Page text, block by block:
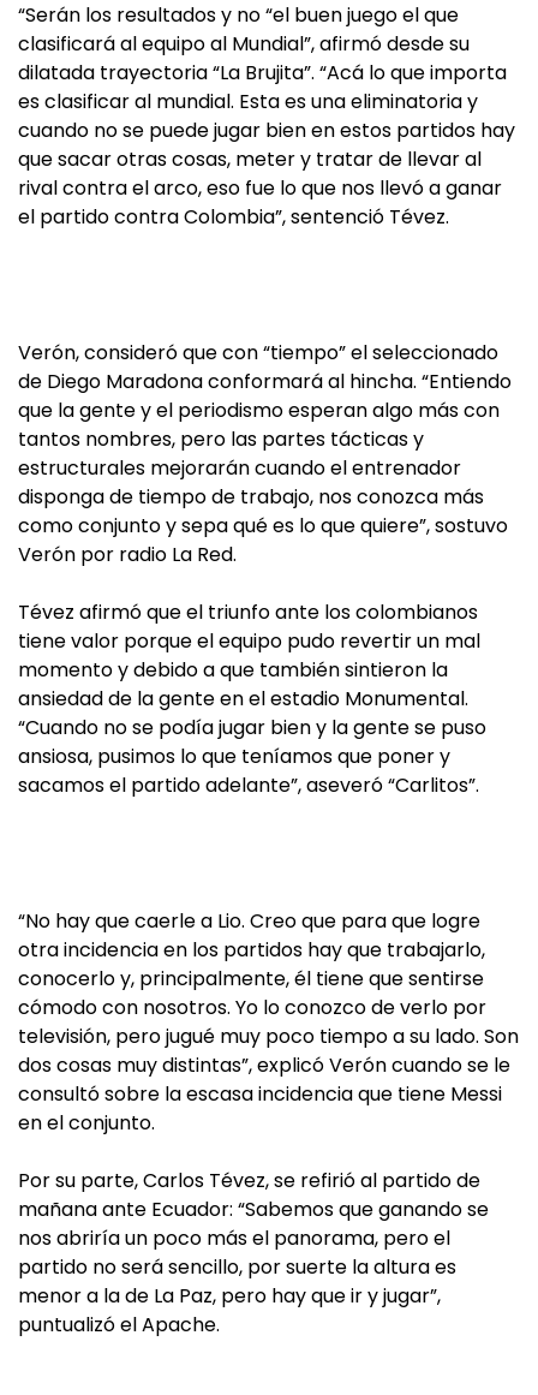
“Serán los resultados y no “el buen juego el que
clasificará al equipo al Mundial”, afirmó desde su
dilatada trayectoria “La Brujita”. “Acá lo que importa
es clasificar al mundial. Esta es una eliminatoria y
cuando no se puede jugar bien en estos partidos hay
que sacar otras cosas, meter y tratar de llevar al
rival contra el arco, eso fue lo que nos llevó a ganar
el partido contra Colombia”, sentenció Tévez.
Verón, consideró que con “tiempo” el seleccionado
de Diego Maradona conformará al hincha. “Entiendo
que la gente y el periodismo esperan algo más con
tantos nombres, pero las partes tácticas y
estructurales mejorarán cuando el entrenador
disponga de tiempo de trabajo, nos conozca más
como conjunto y sepa qué es lo que quiere”, sostuvo
Verón por radio La Red.
Tévez afirmó que el triunfo ante los colombianos
tiene valor porque el equipo pudo revertir un mal
momento y debido a que también sintieron la
ansiedad de la gente en el estadio Monumental.
“Cuando no se podía jugar bien y la gente se puso
ansiosa, pusimos lo que teníamos que poner y
sacamos el partido adelante”, aseveró “Carlitos”.
“No hay que caerle a Lio. Creo que para que logre
otra incidencia en los partidos hay que trabajarlo,
conocerlo y, principalmente, él tiene que sentirse
cómodo con nosotros. Yo lo conozco de verlo por
televisión, pero jugué muy poco tiempo a su lado. Son
dos cosas muy distintas”, explicó Verón cuando se le
consultó sobre la escasa incidencia que tiene Messi
en el conjunto.
Por su parte, Carlos Tévez, se refirió al partido de
mañana ante Ecuador: “Sabemos que ganando se
nos abriría un poco más el panorama, pero el
partido no será sencillo, por suerte la altura es
menor a la de La Paz, pero hay que ir y jugar”,
puntualizó el Apache.